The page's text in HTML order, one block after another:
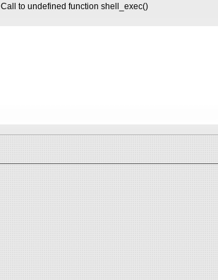
Call to undefined function shell_exec()